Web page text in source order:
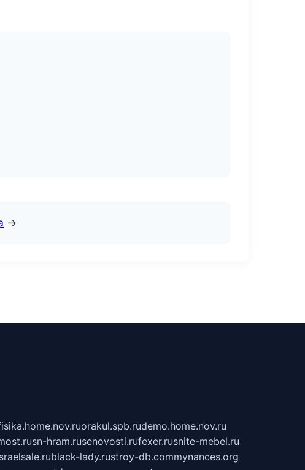
→
orakul.spb.rudemo.home.nov.ru
sn-hram.rusenovosti.rufexer.rusnite-mebel.ru
black-lady.rustroy-db.commynances.org